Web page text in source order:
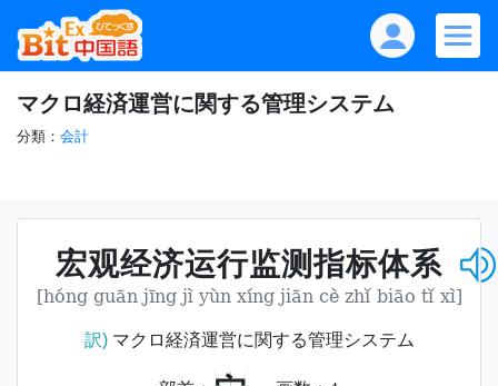
マクロ経済運営に関する管理システム
分類： 会計
宏观经济运行监测指标体系
[hóng guān jīng jì yùn xíng jiān cè zhǐ biāo tǐ xì]
訳)マクロ経済運営に関する管理システム